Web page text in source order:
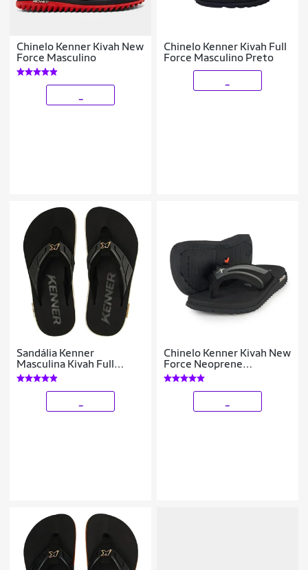
Chinelo Kenner Kivah New
Force Masculino
Chinelo Kenner Kivah Full
Force Masculino Preto
Sandália Kenner
Masculina Kivah Full
Force
Chinelo Kenner Kivah New
Force Neoprene
Masculino Preto 44/45